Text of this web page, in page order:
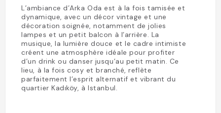
L’ambiance d’Arka Oda est à la fois tamisée et
dynamique, avec un décor vintage et une
décoration soignée, notamment de jolies
lampes et un petit balcon à l’arrière. La
musique, la lumière douce et le cadre intimiste
créent une atmosphère idéale pour profiter
d’un drink ou danser jusqu’au petit matin. Ce
lieu, à la fois cosy et branché, reflète
parfaitement l’esprit alternatif et vibrant du
quartier Kadıköy, à Istanbul.